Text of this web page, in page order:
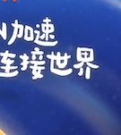
支持[0] 反对[0]